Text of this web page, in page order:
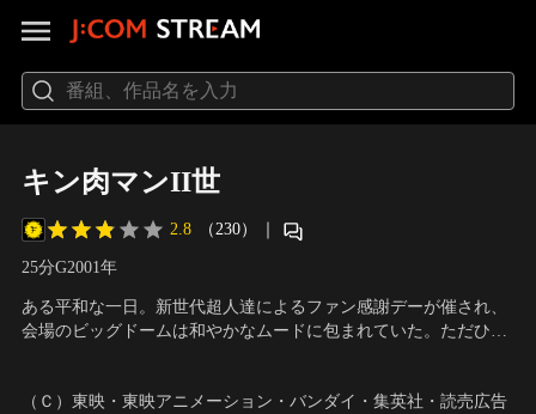
キン肉マンII世
2.8 （230） ｜
25分G2001年
ある平和な一日。新世代超人達によるファン感謝デーが催され、
会場のビッグドームは和やかなムードに包まれていた。ただひと
鳴り響いた。姿を現したのは謎の悪行超人ザ・犀暴愚（サイボー
（Ｃ）東映・東映アニメーション・バンダイ・集英社・読売広告